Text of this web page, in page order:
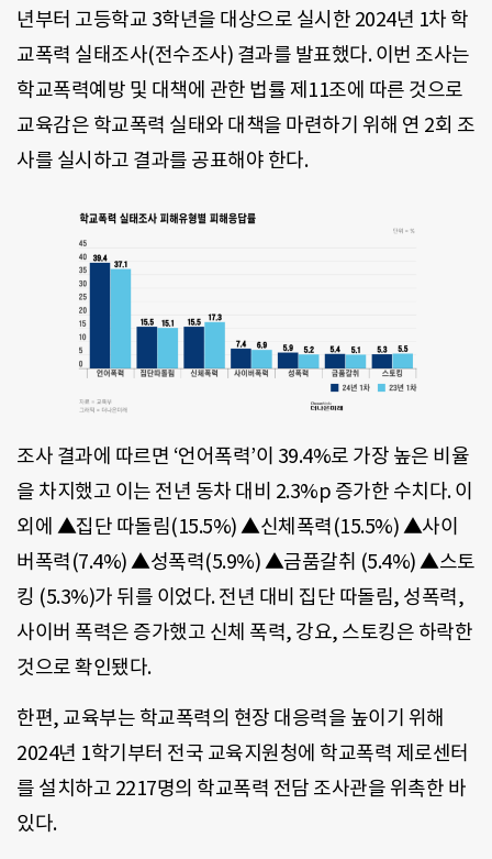
년부터 고등학교 3학년을 대상으로 실시한 2024년 1차 학
교폭력 실태조사(전수조사) 결과를 발표했다. 이번 조사는
학교폭력예방 및 대책에 관한 법률 제11조에 따른 것으로
교육감은 학교폭력 실태와 대책을 마련하기 위해 연 2회 조
사를 실시하고 결과를 공표해야 한다.
조사 결과에 따르면 ‘언어폭력’이 39.4%로 가장 높은 비율
을 차지했고 이는 전년 동차 대비 2.3%p 증가한 수치다. 이
외에 ▲집단 따돌림(15.5%) ▲신체폭력(15.5%) ▲사이
버폭력(7.4%) ▲성폭력(5.9%) ▲금품갈취 (5.4%) ▲스토
킹 (5.3%)가 뒤를 이었다. 전년 대비 집단 따돌림, 성폭력,
사이버 폭력은 증가했고 신체 폭력, 강요, 스토킹은 하락한
것으로 확인됐다.
한편, 교육부는 학교폭력의 현장 대응력을 높이기 위해
2024년 1학기부터 전국 교육지원청에 학교폭력 제로센터
를 설치하고 2217명의 학교폭력 전담 조사관을 위촉한 바
있다.